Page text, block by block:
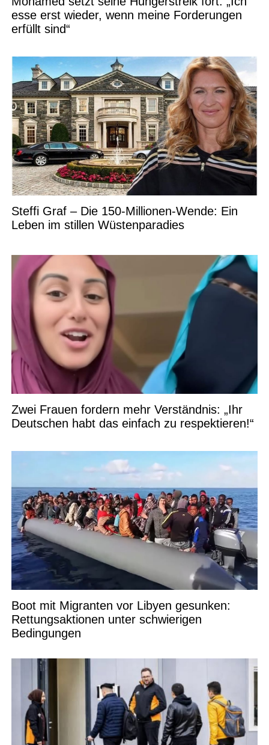
esse erst wieder, wenn meine Forderungen
erfüllt sind“
Steffi Graf – Die 150-Millionen-Wende: Ein
Leben im stillen Wüstenparadies
Zwei Frauen fordern mehr Verständnis: „Ihr
Deutschen habt das einfach zu respektieren!“
Boot mit Migranten vor Libyen gesunken:
Rettungsaktionen unter schwierigen
Bedingungen